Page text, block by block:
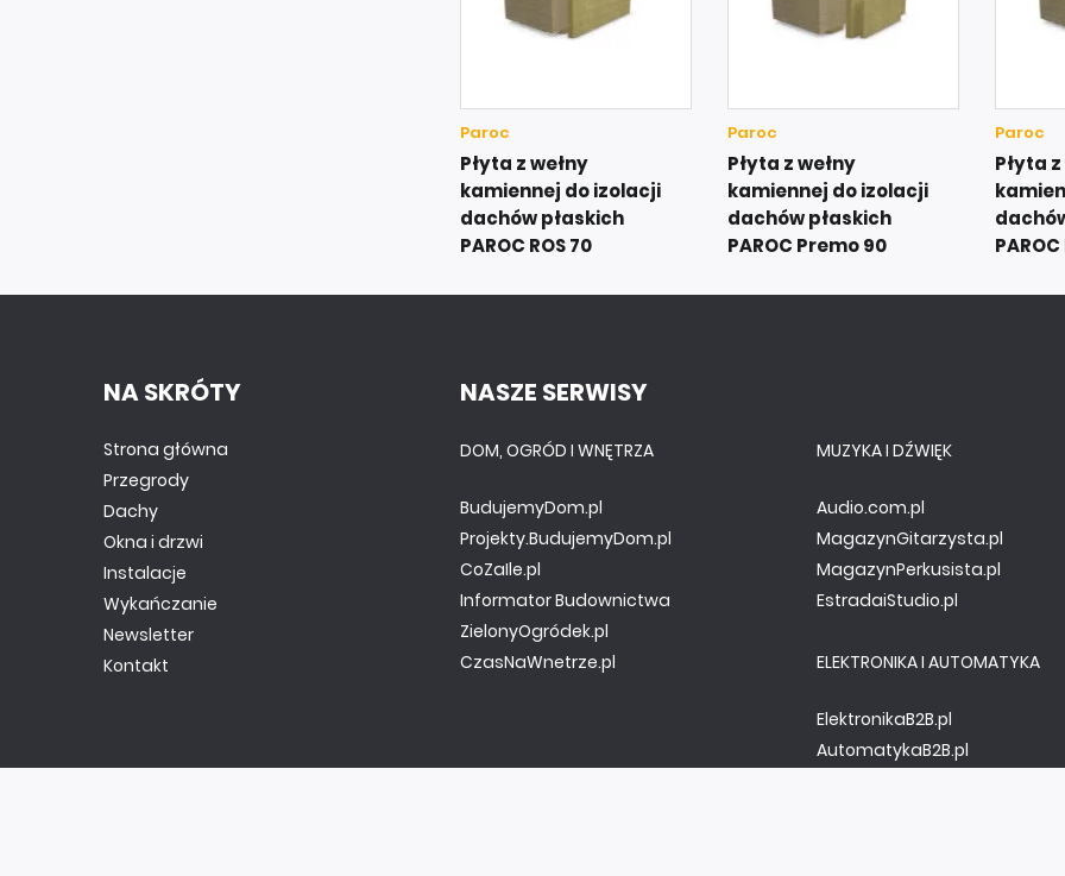
Paroc
Płyta z wełny
kamiennej do izolacji
dachów płaskich
PAROC ROS 70
Paroc
Płyta z wełny
kamiennej do izolacji
dachów płaskich
PAROC Premo 90
Paroc
Płyta
NA SKRÓTY
Strona główna
Przegrody
Dachy
Okna i drzwi
Instalacje
Wykańczanie
Newsletter
Kontakt
NASZE SERWISY
DOM, OGRÓD I WNĘTRZA
BudujemyDom.pl
Projekty.BudujemyDom.pl
CoZaIle.pl
Informator Budownictwa
ZielonyOgródek.pl
CzasNaWnetrze.pl
MUZYKA I DŹWIĘK
Audio.com.pl
MagazynGitarzysta.pl
MagazynPerkusista.pl
EstradaiStudio.pl
ELEKTRONIKA I AUTOMATYKA
ElektronikaB2B.pl
AutomatykaB2B.pl